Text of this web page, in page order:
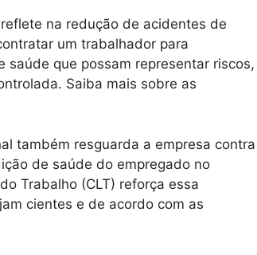
na redução de acidentes de
um trabalhador para
que possam representar riscos,
Saiba mais sobre as
também resguarda a empresa contra
de saúde do empregado no
Trabalho (CLT) reforça essa
cientes e de acordo com as